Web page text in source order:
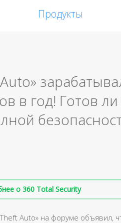
Продукты
в год! Готов
о 360 Total Security
Auto» на форуме объявил,